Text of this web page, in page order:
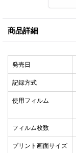
商品詳細
発売日
記録方式
使用フィルム
フィルム枚数
プリント画面サイズ